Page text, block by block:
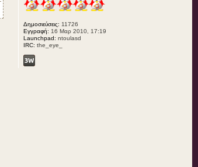
Δημοσιεύσεις: 11726
Εγγραφή: 16 Μαρ 2010, 17:19
Launchpad: ntoulasd
IRC: the_eye_